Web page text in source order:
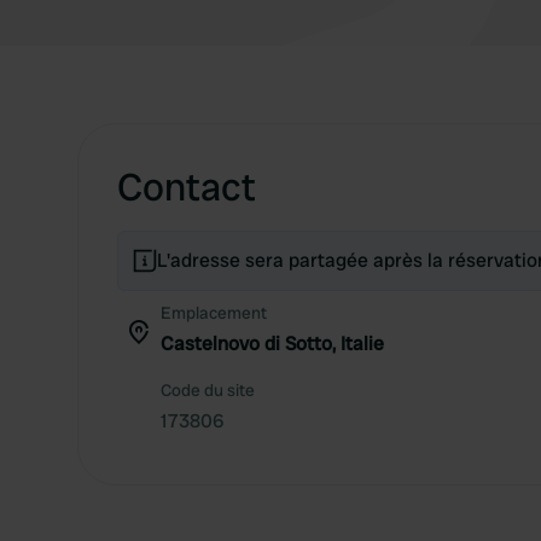
Contact
L'adresse sera partagée après la
Emplacement
Castelnovo di Sotto, Italie
Code du site
173806